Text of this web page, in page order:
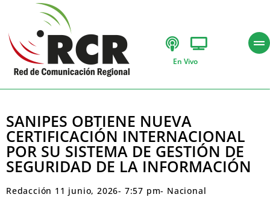
En Vivo
SANIPES OBTIENE NUEVA
CERTIFICACIÓN INTERNACIONAL
POR SU SISTEMA DE GESTIÓN DE
SEGURIDAD DE LA INFORMACIÓN
Redacción 11 junio, 2026- 7:57 pm- Nacional